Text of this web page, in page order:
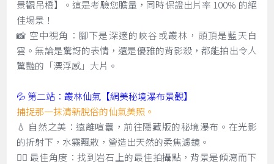
景觀吊橋】。這是考驗您膽量，同時保證出片率 100% 的絕
佳場景！
📸 空中視角：腳下是深邃的峽谷或叢林，頭頂是藍天白
雲。無論是驚訝的表情，還是優雅的背影殺，都能拍出令人
驚豔的「漂浮感」大片。
💦 第二站：叢林仙氣【網美秘境瀑布景觀】
捕捉那一抹清新脫俗的仙氣美照。
💧 自然之美：遠離喧囂，前往隱藏版的秘境瀑布。在光影
的折射下，水霧飄散，營造出天然的柔焦濾鏡。
🧚‍♀️ 最佳角度：找到岩石上的最佳拍攝點，背景是傾瀉而下